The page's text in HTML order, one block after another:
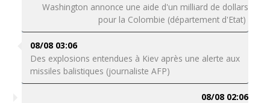
Washington annonce une aide d'un milliard de dollars
pour la Colombie (département d'Etat)
08/08 03:06
Des explosions entendues à Kiev après une alerte aux
missiles balistiques (journaliste AFP)
08/08 02:06